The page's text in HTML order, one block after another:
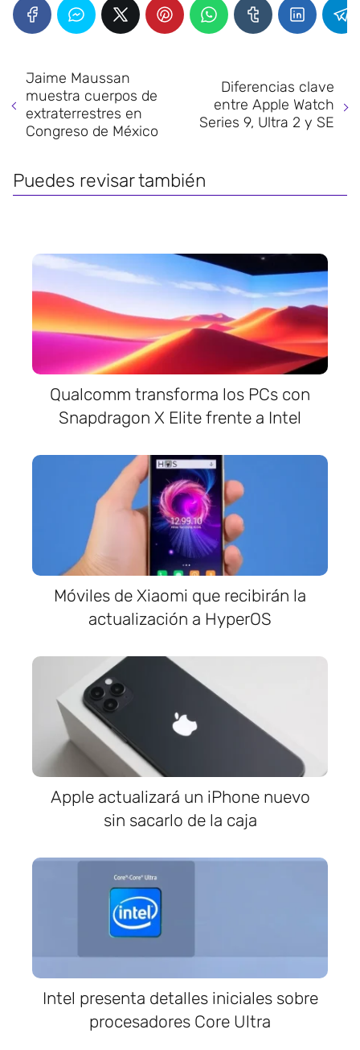
Jaime Maussan
muestra cuerpos de
extraterrestres en
Congreso de México
Diferencias clave
entre Apple Watch
Series 9, Ultra 2 y SE
Puedes revisar también
Qualcomm transforma los PCs con
Snapdragon X Elite frente a Intel
Móviles de Xiaomi que recibirán la
actualización a HyperOS
Apple actualizará un iPhone nuevo
sin sacarlo de la caja
Intel presenta detalles iniciales sobre
procesadores Core Ultra